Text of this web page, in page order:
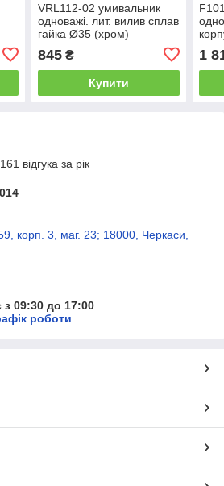
VRL112-02 умивальник
одноважі. лит. вилив сплав
гайка Ø35 (хром)
845₴
Купити
1
відгука за рік
корп. 3, маг. 23; 18000, Черкаси,
09:30 до 17:00
роботи